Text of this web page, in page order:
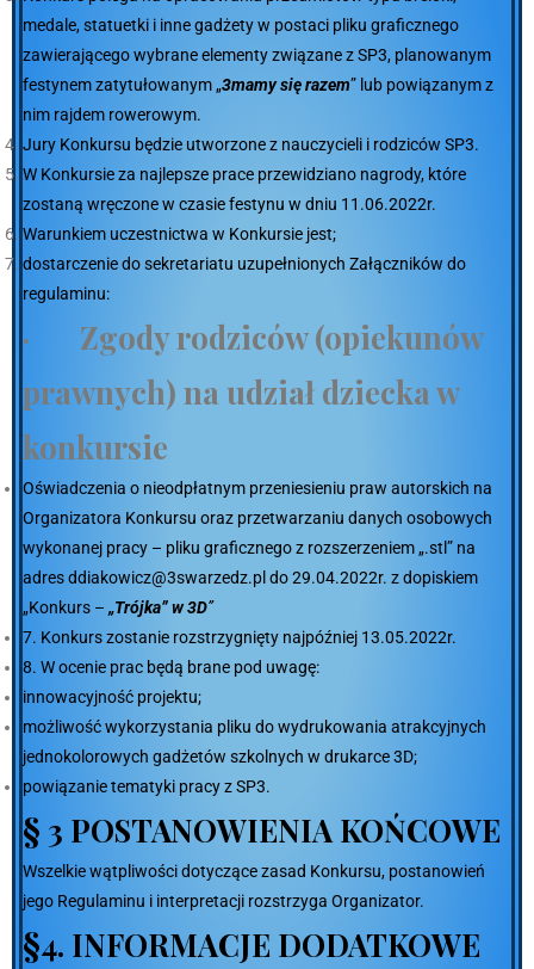
medale, statuetki i inne gadżety w postaci pliku graficznego
zawierającego wybrane elementy związane z SP3, planowanym
festynem zatytułowanym „3mamysięrazem” lub powiązanym z
nim rajdem rowerowym.
Jury Konkursu będzie utworzone z nauczycieli i rodziców SP3.
W Konkursie za najlepsze prace przewidziano nagrody, które
zostaną wręczone w czasie festynu w dniu 11.06.2022r.
Warunkiem uczestnictwa w Konkursie jest;
dostarczenie do sekretariatu uzupełnionych Załączników do
regulaminu:
· Zgody rodziców (opiekunów
prawnych) na udział dziecka w
konkursie
Oświadczenia o nieodpłatnym przeniesieniu praw autorskich na
Organizatora Konkursu oraz przetwarzaniu danych osobowych
wykonanej pracy – pliku graficznego z rozszerzeniem „.stl” na
adresddiakowicz@3swarzedz.pl do 29.04.2022r. z dopiskiem
„Konkurs – „Trójka” w 3D”
7. Konkurs zostanie rozstrzygnięty najpóźniej 13.05.2022r.
8. W ocenie prac będą brane pod uwagę:
innowacyjność projektu;
możliwość wykorzystania pliku do wydrukowania atrakcyjnych
jednokolorowych gadżetów szkolnych w drukarce 3D;
powiązanie tematyki pracy z SP3.
§ 3 POSTANOWIENIA KOŃCOWE
Wszelkie wątpliwości dotyczące zasad Konkursu, postanowień
jego Regulaminu i interpretacji rozstrzyga Organizator.
§4. INFORMACJE DODATKOWE